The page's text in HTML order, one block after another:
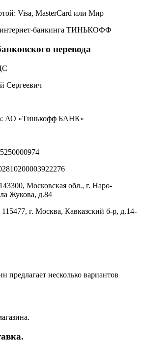
Visa, MasterCard или Мир
банкинга ТИНЬКОФФ
перевода
Сергеевич
АО «Тинькофф БАНК»
Московская обл., г. Наро-
Жукова, д.84
г. Москва, Кавказский б-р, д.14-
предлагает несколько вариантов